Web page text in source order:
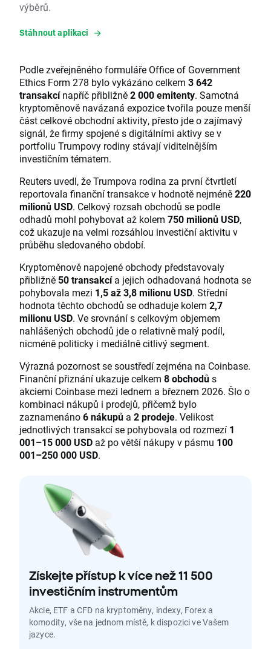
výběrů.
Stáhnout aplikaci
Podle zveřejněného formuláře Office of Government
Ethics Form 278 bylo vykázáno celkem 3 642
transakcínapříč přibližně2 000 emitenty. Samotná
kryptoměnově navázaná expozice tvořila pouze menší
část celkové obchodní aktivity, přesto jde o zajímavý
signál, že firmy spojené s digitálními aktivy se v
portfoliu Trumpovy rodiny stávají viditelnějším
investičním tématem.
Reuters uvedl, že Trumpova rodina za první čtvrtletí
reportovala finanční transakce v hodnotě nejméně220
milionů USD. Celkový rozsah obchodů se podle
odhadů mohl pohybovat až kolem 750 milionů USD,
což ukazuje na velmi rozsáhlou investiční aktivitu v
průběhu sledovaného období.
Kryptoměnově napojené obchody představovaly
přibližně 50 transakcía jejich odhadovaná hodnota se
pohybovala mezi 1,5 až 3,8 milionu USD. Střední
hodnota těchto obchodů se odhaduje kolem 2,7
milionu USD. Ve srovnání s celkovým objemem
nahlášených obchodů jde o relativně malý podíl,
nicméně politicky i mediálně citlivý segment.
Výrazná pozornost se soustředí zejména na Coinbase.
Finanční přiznání ukazuje celkem 8 obchodůs
akciemi Coinbase mezi lednem a březnem 2026. Šlo o
kombinaci nákupů i prodejů, přičemž bylo
zaznamenáno6 nákupů a 2 prodeje. Velikost
jednotlivých transakcí se pohybovala od rozmezí 1
001–15 000 USD až po větší nákupy v pásmu 100
001–250 000 USD.
Získejte přístup k více než 11 500
investičním instrumentům
Akcie, ETF a CFD na kryptoměny, indexy, Forex a
komodity, vše na jednom místě, k dispozici ve Vašem
jazyce.